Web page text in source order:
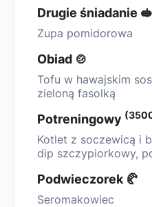
Drugie śniadanie 🥪
Zupa pomidorowa
Obiad 🍲
Tofu w hawajskim
zieloną fasolką
Potreningowy
Kotlet z soczewicą i
dip szczypiorkowy,
Podwieczorek 🥐
Seromakowiec